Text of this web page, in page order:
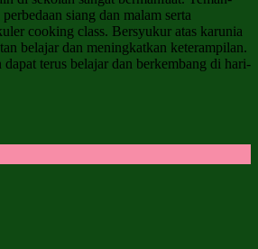
siang dan malam serta
cooking class. Bersyukur atas karunia
belajar dan meningkatkan keterampilan.
dapat terus belajar dan berkembang di hari-